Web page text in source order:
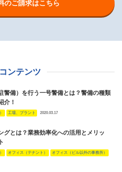
のご請求はこちら
ンテンツ
警備）を行う一号警備とは？警備の種類
介！
工場、プラント 2020.03.17
グとは？業務効率化への活用とメリッ
オフィス（テナント）
オフィス（ビル以外の事務所）